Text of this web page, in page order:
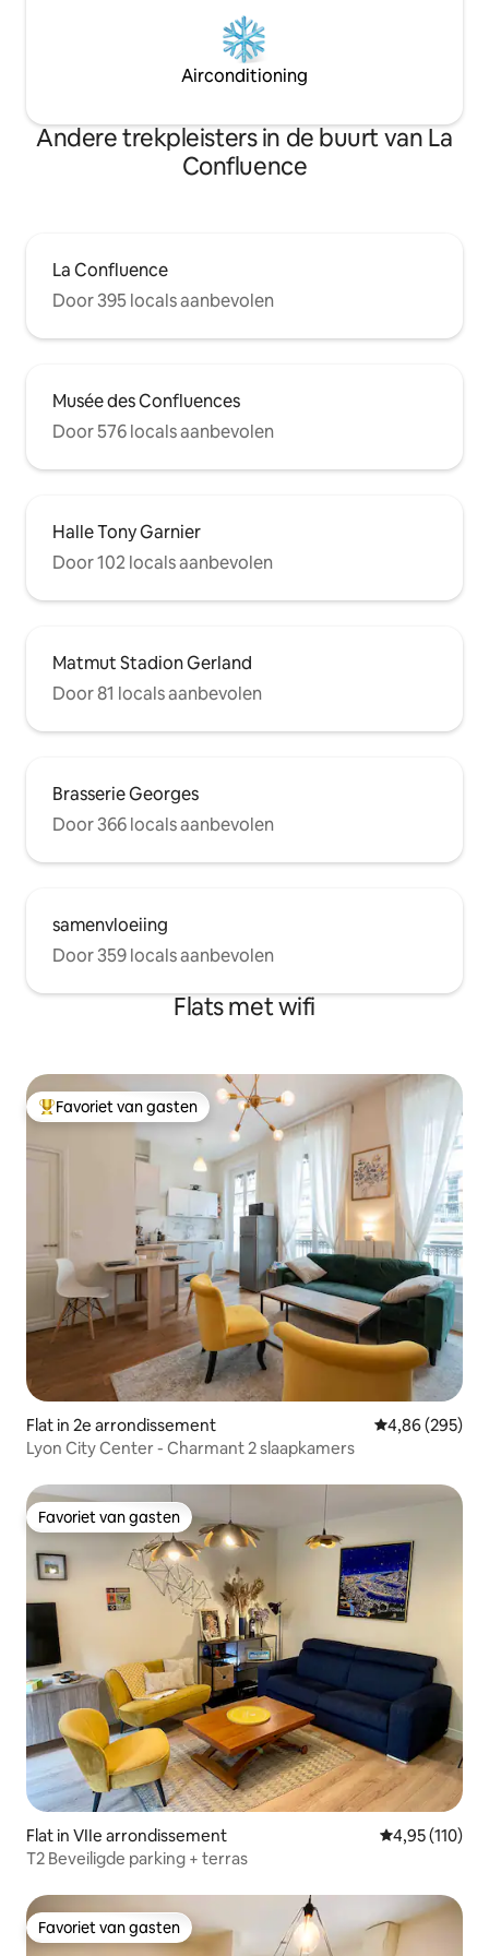
Airconditioning
Andere trekpleisters in de buurt van La
Confluence
La Confluence
Door 395 locals aanbevolen
Musée des Confluences
Door 576 locals aanbevolen
Halle Tony Garnier
Door 102 locals aanbevolen
Matmut Stadion Gerland
Door 81 locals aanbevolen
Brasserie Georges
Door 366 locals aanbevolen
samenvloeiing
Door 359 locals aanbevolen
Flats met wifi
Topfavoriet van gasten
Favoriet van gasten
Flat in 2e arrondissement Gemiddelde
4,86 (295)
Lyon City Center - Charmant 2 slaapkamers
Favoriet van gasten
Favoriet van gasten
Flat in VIIe arrondissement Gemiddelde
4,95 (110)
T2 Beveiligde parking + terras
Favoriet van gasten
Favoriet van gasten